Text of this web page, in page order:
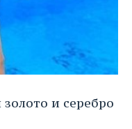
и серебро